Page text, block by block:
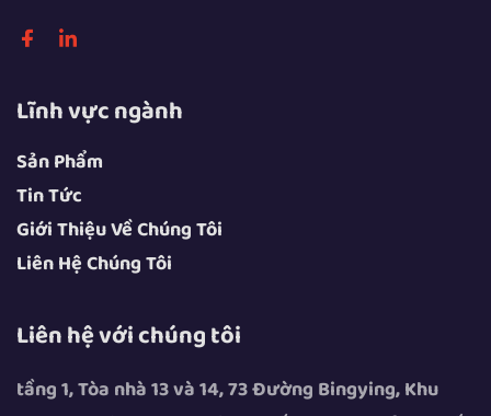
Lĩnh vực ngành
Sản Phẩm
Tin Tức
Giới Thiệu Về Chúng Tôi
Liên Hệ Chúng Tôi
Liên hệ với chúng tôi
tầng 1, Tòa nhà 13 và 14, 73 Đường Bingying, Khu